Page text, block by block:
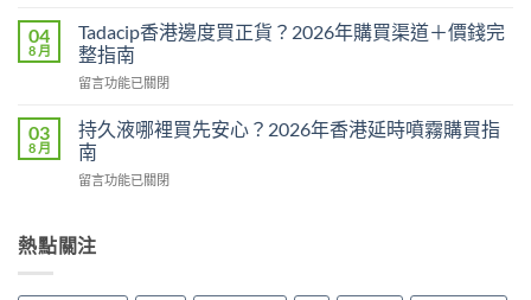
幾
時
食
多？
正
確
一
次
清
真
相：
有
用
是
心
作
香
而
鋼
副
作
完
整
分
析
見
04
8 月
Tadacip香港邊度買正貨？2026年購買渠道＋價錢完
整指南
在
香
港
邊
度
貨？
留言功能已關閉
03
8 月
持久液哪裡買先安心？2026年香港延時噴霧購買指
南
在
液
哪
留言功能已關閉
熱點關注